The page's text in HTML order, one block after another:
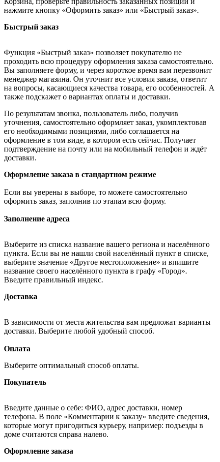
нажмите кнопку «Оформить заказ» или «Быстрый заказ».
Быстрый заказ
Функция «Быстрый заказ» позволяет покупателю не
проходить всю процедуру оформления заказа самостоятельно.
Вы заполняете форму, и через короткое время вам перезвонит
менеджер магазина. Он уточнит все условия заказа, ответит
на вопросы, касающиеся качества товара, его особенностей. А
также подскажет о вариантах оплаты и доставки.
По результатам звонка, пользователь либо, получив
уточнения, самостоятельно оформляет заказ, укомплектовав
его необходимыми позициями, либо соглашается на
оформление в том виде, в котором есть сейчас. Получает
подтверждение на почту или на мобильный телефон и ждёт
доставки.
Оформление заказа в стандартном режиме
Если вы уверены в выборе, то можете самостоятельно
оформить заказ, заполнив по этапам всю форму.
Заполнение адреса
Выберите из списка название вашего региона и населённого
пункта. Если вы не нашли свой населённый пункт в списке,
выберите значение «Другое местоположение» и впишите
название своего населённого пункта в графу «Город».
Введите правильный индекс.
Доставка
В зависимости от места жительства вам предложат варианты
доставки. Выберите любой удобный способ.
Оплата
Выберите оптимальный способ оплаты.
Покупатель
Введите данные о себе: ФИО, адрес доставки, номер
телефона. В поле «Комментарии к заказу» введите сведения,
которые могут пригодиться курьеру, например: подъезды в
доме считаются справа налево.
Оформление заказа